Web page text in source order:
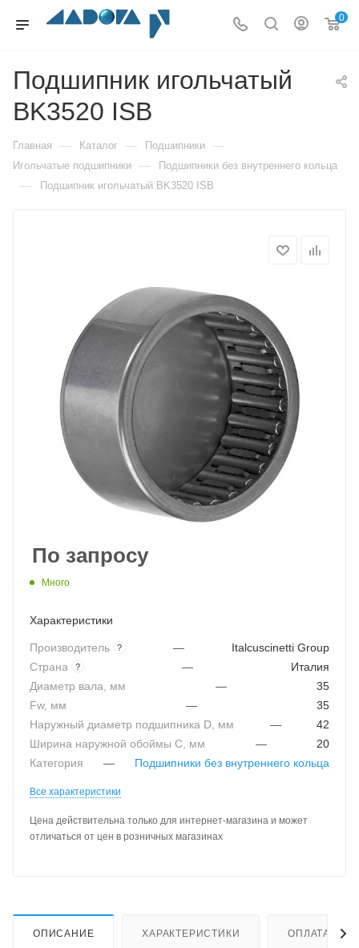
0
Подшипник игольчатый
BK3520 ISB
Главная — Каталог — Подшипники —
Игольчатые подшипники — Подшипники без внутреннего кольца
— Подшипник игольчатый BK3520 ISB
По запросу
Много
Характеристики
Производитель ? —
Italcuscinetti Group
Страна
? —
Италия
Диаметр вала, мм
—
35
Fw, мм
—
35
Наружный диаметр подшипника D, мм
—
42
Ширина наружной обоймы C, мм
—
20
Категория
— Подшипники без внутреннего кольца
Все характеристики
Цена действительна только для интернет-магазина и может
отличаться от цен в розничных магазинах
ОПИСАНИЕ ХАРАКТЕРИСТИКИ ОПЛАТА